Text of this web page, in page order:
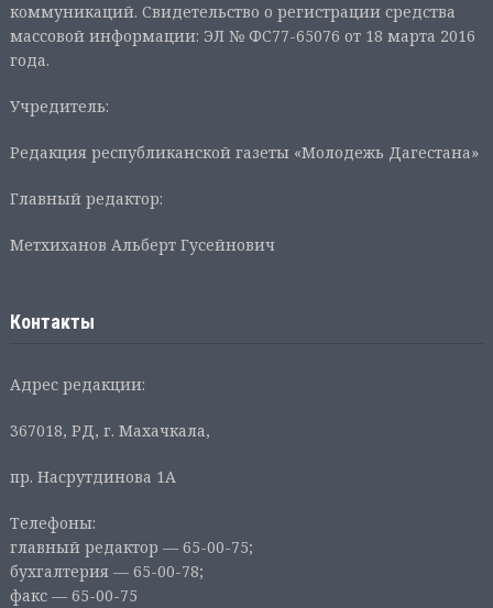
коммуникаций. Свидетельство о регистрации средства
массовой информации: ЭЛ № ФС77-65076 от 18 марта 2016
года.
Учредитель:
Редакция республиканской газеты «Молодежь Дагестана»
Главный редактор:
Метхиханов Альберт Гусейнович
Контакты
Адрес редакции:
367018, РД, г. Махачкала,
пр. Насрутдинова 1А
Телефоны:
главный редактор — 65-00-75;
бухгалтерия — 65-00-78;
факс — 65-00-75